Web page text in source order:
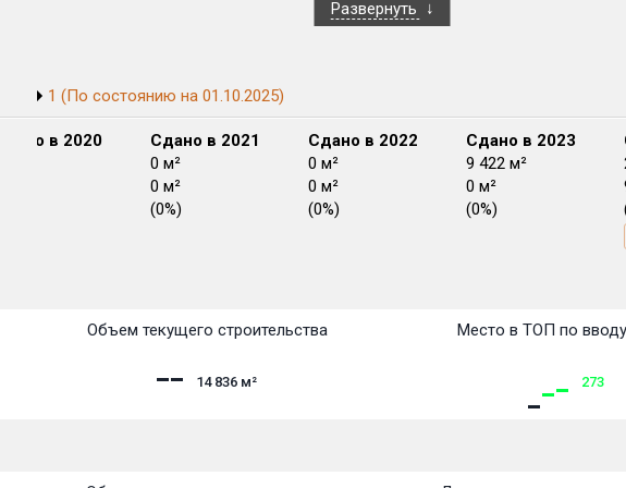
Развернуть
1 (По состоянию на 01.10.2025)
Сдано в 2020
Сдано в 2021
0 м²
0 м²
(0%)
Сдано в 2022
0 м²
0 м²
(0%)
Сдано в 2023
9 422 м²
0 м²
(0%)
Объем текущего строительства
14 836 м²
Место в ТОП по
273